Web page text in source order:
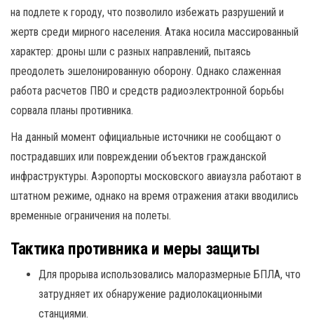
на подлете к городу, что позволило избежать разрушений и
жертв среди мирного населения. Атака носила массированный
характер: дроны шли с разных направлений, пытаясь
преодолеть эшелонированную оборону. Однако слаженная
работа расчетов ПВО и средств радиоэлектронной борьбы
сорвала планы противника.
На данный момент официальные источники не сообщают о
пострадавших или повреждении объектов гражданской
инфраструктуры. Аэропорты московского авиаузла работают в
штатном режиме, однако на время отражения атаки вводились
временные ограничения на полеты.
Тактика противника и меры защиты
Для прорыва использовались малоразмерные БПЛА, что
затрудняет их обнаружение радиолокационными
станциями.